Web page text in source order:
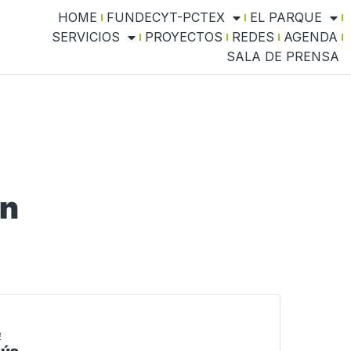
HOME FUNDECYT-PCTEX
EL PARQUE
SERVICIOS
PROYECTOS REDES
AGENDA
SALA DE PRENSA